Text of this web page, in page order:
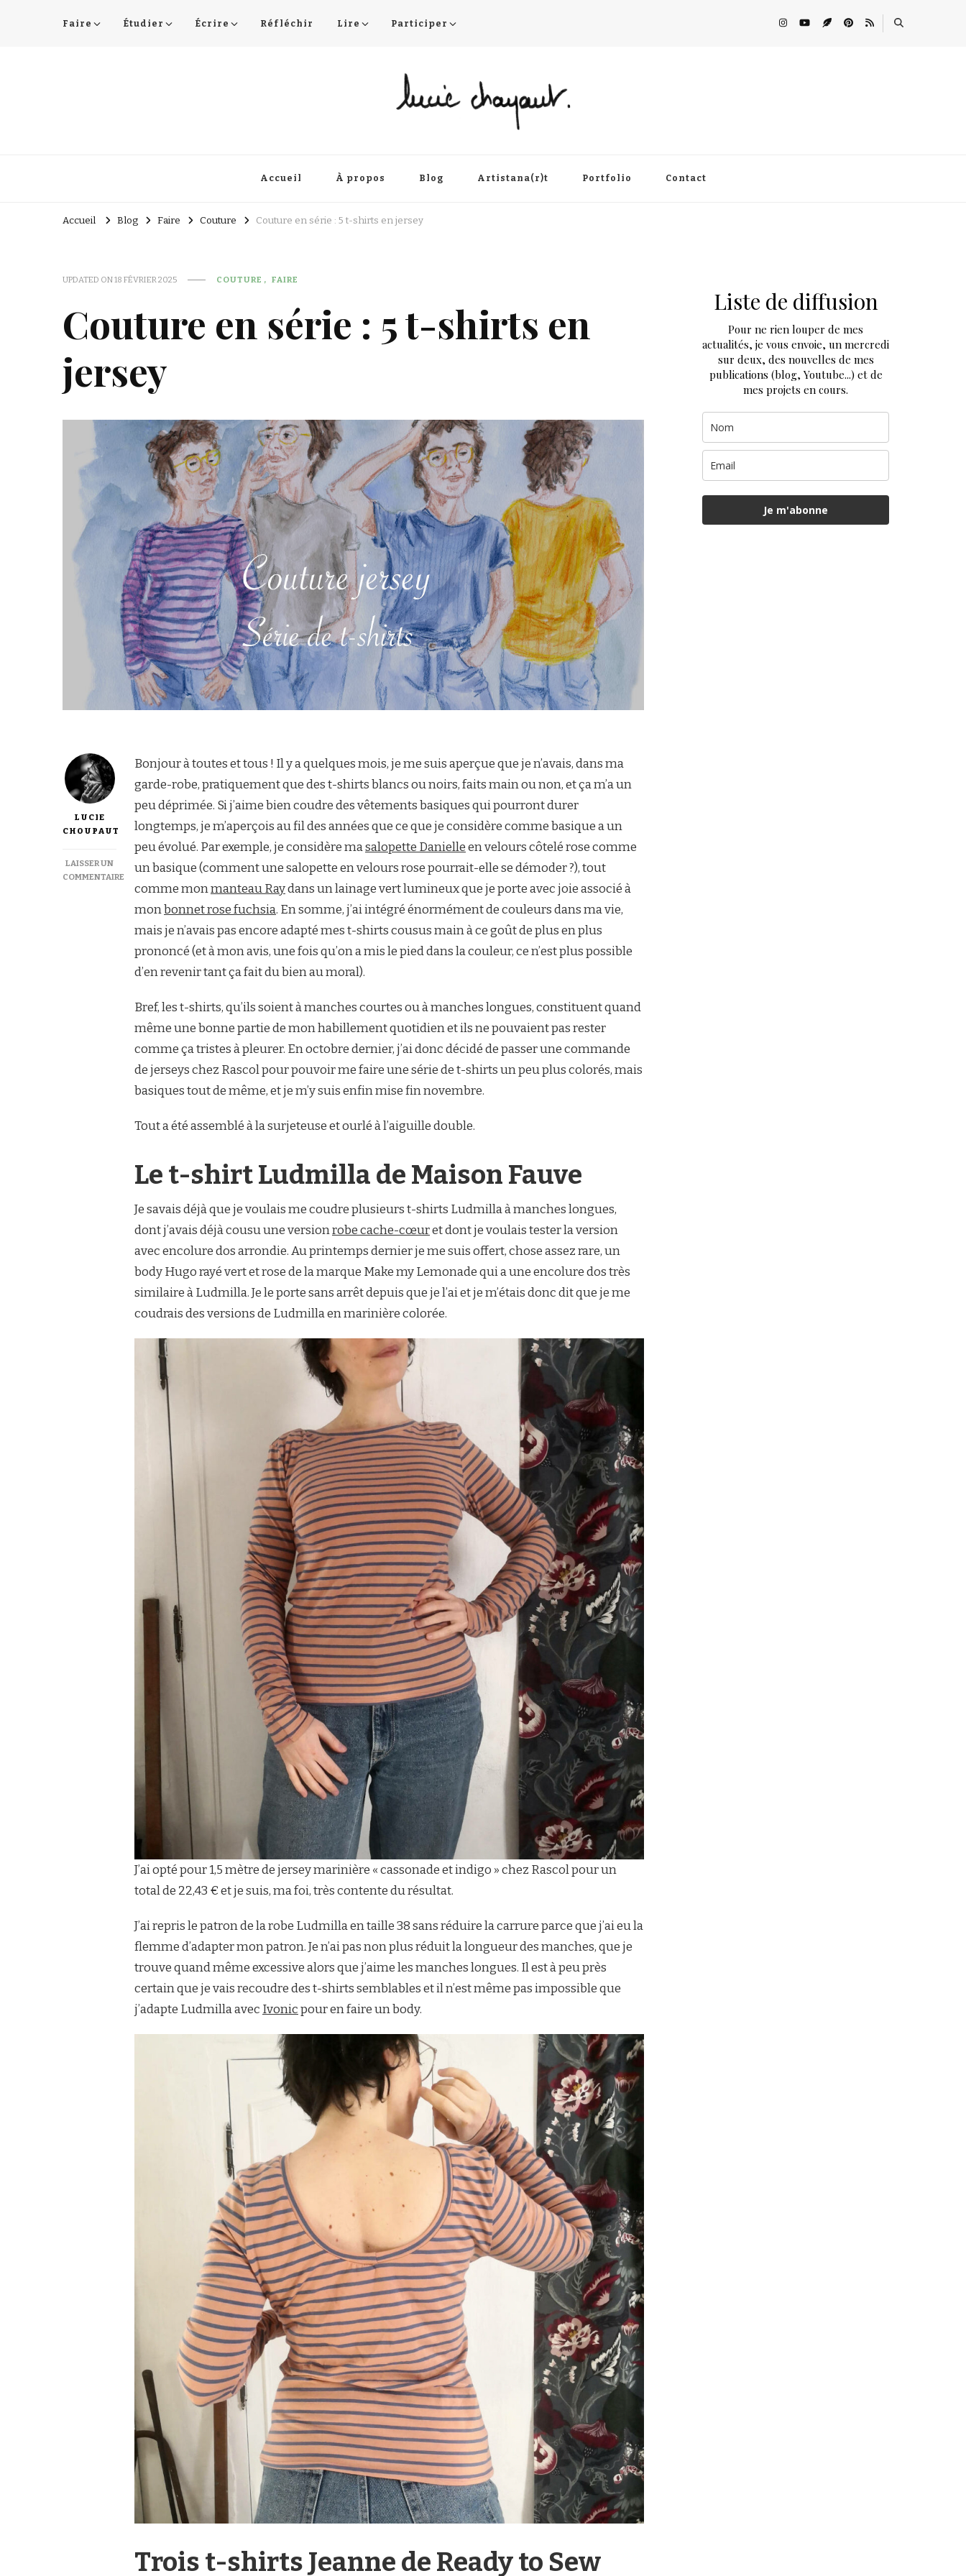
Faire Étudier Écrire Réfléchir Lire Participer
Accueil À propos Blog Artistana(r)t Portfolio Contact
Accueil Blog Faire Couture Couture en série : 5 t-shirts en jersey
UPDATED ON18 FÉVRIER 2025 COUTURE FAIRE
Couture en série : 5 t-shirts en
jersey
LUCIE
CHOUPAUT
LAISSER UN
COMMENTAIRE
Bonjour à toutes et tous ! Il y a quelques mois, je me suis aperçue que je n’avais, dans ma
garde-robe, pratiquement que des t-shirts blancs ou noirs, faits main ou non, et ça m’a un
peu déprimée. Si j’aime bien coudre des vêtements basiques qui pourront durer
longtemps, je m’aperçois au fil des années que ce que je considère comme basique a un
peu évolué. Par exemple, je considère masalopette Danielleen velours côtelé rose comme
un basique (comment une salopette en velours rose pourrait-elle se démoder ?), tout
comme monmanteau Raydans un lainage vert lumineux que je porte avec joie associé à
monbonnet rose fuchsia. En somme, j’ai intégré énormément de couleurs dans ma vie,
mais je n’avais pas encore adapté mes t-shirts cousus main à ce goût de plus en plus
prononcé (et à mon avis, une fois qu’on a mis le pied dans la couleur, ce n’est plus possible
d’en revenir tant ça fait du bien au moral).
Bref, les t-shirts, qu’ils soient à manches courtes ou à manches longues, constituent quand
même une bonne partie de mon habillement quotidien et ils ne pouvaient pas rester
comme ça tristes à pleurer. En octobre dernier, j’ai donc décidé de passer une commande
de jerseys chez Rascol pour pouvoir me faire une série de t-shirts un peu plus colorés, mais
basiques tout de même, et je m’y suis enfin mise fin novembre.
Tout a été assemblé à la surjeteuse et ourlé à l’aiguille double.
Le t-shirt Ludmilla de Maison Fauve
Je savais déjà que je voulais me coudre plusieurs t-shirts Ludmilla à manches longues,
dont j’avais déjà cousu une versionrobe cache-cœuret dont je voulais tester la version
avec encolure dos arrondie. Au printemps dernier je me suis offert, chose assez rare, un
body Hugo rayé vert et rose de la marque Make my Lemonade qui a une encolure dos très
similaire à Ludmilla. Je le porte sans arrêt depuis que je l’ai et je m’étais donc dit que je me
coudrais des versions de Ludmilla en marinière colorée.
J’ai opté pour 1,5 mètre de jersey marinière « cassonade et indigo » chez Rascol pour un
total de 22,43 € et je suis, ma foi, très contente du résultat.
J’ai repris le patron de la robe Ludmilla en taille 38 sans réduire la carrure parce que j’ai eu la
flemme d’adapter mon patron. Je n’ai pas non plus réduit la longueur des manches, que je
trouve quand même excessive alors que j’aime les manches longues. Il est à peu près
certain que je vais recoudre des t-shirts semblables et il n’est même pas impossible que
j’adapte Ludmilla avec Ivonicpour en faire un body.
Trois t-shirts Jeanne de Ready to Sew
Liste de diffusion
Pour ne rien louper de mes
actualités, je vous envoie, un mercredi
sur deux, des nouvelles de mes
publications (blog, Youtube...) et de
mes projets en cours.
Je m'abonne